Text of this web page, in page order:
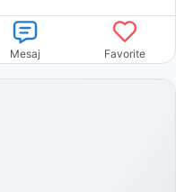
Mesaj Favorite